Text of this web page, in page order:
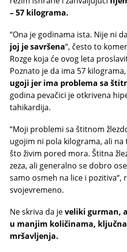
– 57 kilograma.
“Ona je godinama ista. Nije ni
joj je savršena“, često to
Rozge koja će ovog leta
Poznato je da ima 57
ugoji jer ima problema sa
godina pevačici je otkrivena
tahikardija.
“Moji problemi sa štitnom
ugojim ni pola kilograma, ali
što živim pored mora. Štitna
zeza, ali generalno se dobro
samo osmeh na lice i pozitiva“,
svojevremeno.
Ne skriva da jeveliki gurman,
u manjim količinama,
mršavljenja.